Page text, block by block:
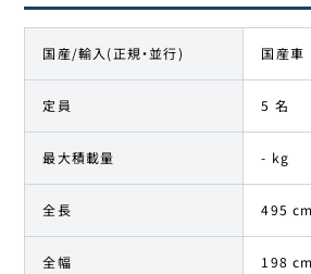
国産/輸入(正規・並行) 国産車
定員 5 名
最大積載量 - kg
全長 495 cm
全幅 198 cm